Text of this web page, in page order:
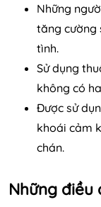
Những
tăng cường
tình.
Sử dụng
không có
Được sử
khoái cảm
chán.
Những điều